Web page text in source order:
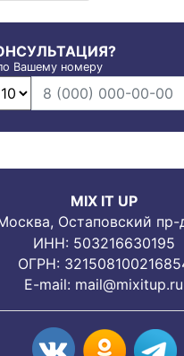
Вашему номеру
MIX IT UP
Остаповский пр-
ИНН: 503216630195
ОГРН:
E-mail: mail@mixitup.ru